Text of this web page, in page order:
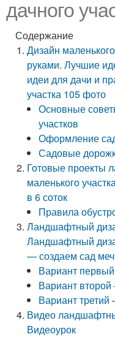
дачного
Содержание
Дизайн
руками. Лучшие
идеи для дачи и
участка 105 фото
Основные
участков
Оформление
Садовые
Готовые проекты
маленького
в 6 соток
Правила
Ландшафтный
Ландшафтный
— создаем сад
Вариант
Вариант
Вариант
Видео
Видеоурок